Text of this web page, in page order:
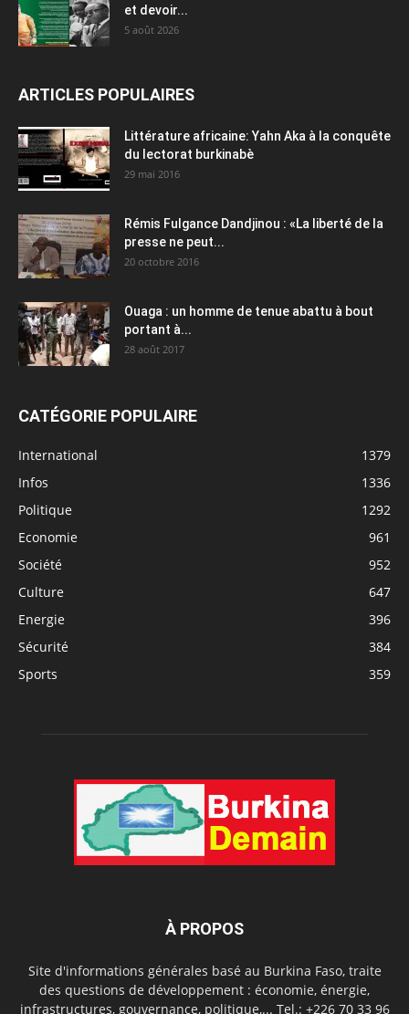
et devoir...
5 août 2026
ARTICLES POPULAIRES
Littérature africaine: Yahn Aka à la conquête
du lectorat burkinabè
29 mai 2016
Rémis Fulgance Dandjinou : «La liberté de la
presse ne peut...
20 octobre 2016
Ouaga : un homme de tenue abattu à bout
portant à...
28 août 2017
CATÉGORIE POPULAIRE
International
1379
Infos
1336
Politique
1292
Economie
961
Société
952
Culture
647
Energie
396
Sécurité
384
Sports
359
À PROPOS
Site d'informations générales basé au Burkina Faso, traite
des questions de développement : économie, énergie,
infrastructures, gouvernance, politique,... Tel.: +226 70 33 96